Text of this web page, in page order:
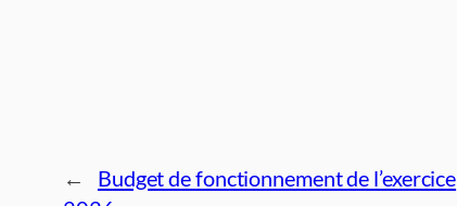
←
Budget de fonctionnement de l’exercice